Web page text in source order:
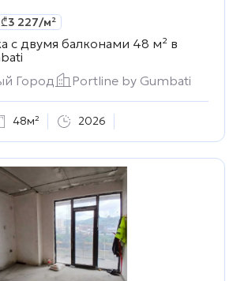
₾3 227/м²
с двумя балконами 48 м² в
Город
Portline by Gumbati
48м² 2026